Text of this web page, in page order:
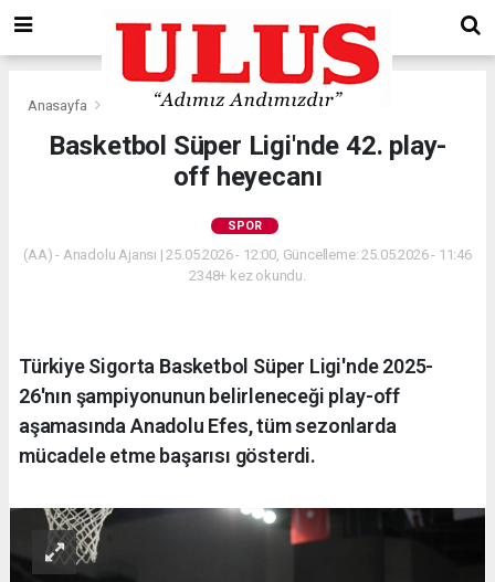
Anasayfa
Basketbol Süper Ligi'nde 42. play-
off heyecanı
SPOR
(AA) - Anadolu Ajansı | 25.05.2026 - 12:00, Güncelleme: 25.05.2026 - 11:46
2348+ kez okundu.
Türkiye Sigorta Basketbol Süper Ligi'nde 2025-
26'nın şampiyonunun belirleneceği play-off
aşamasında Anadolu Efes, tüm sezonlarda
mücadele etme başarısı gösterdi.